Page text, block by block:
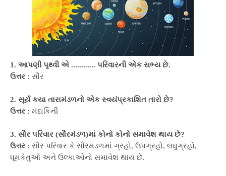
1. આપણી પૃથ્વી એ ............ પરિવારની એક સભ્ય છે.
ઉત્તર : સૌર
2. સૂર્ય કયા તારામંડળનો એક સ્વયંપ્રકાશિત તારો છે?
ઉત્તર : મંદાકિની
3. સૌર પરિવાર (સૌરમંડળ)માં કોનો કોનો સમાવેશ થાય છે?
ઉત્તર : સૌર પરિવાર કે સૌરમંડળમાં ગ્રહો, ઉપગ્રહો, લઘુગ્રહો,
ધૂમકેતુઓ અને ઉલ્કાઓનો સમાવેશ થાય છે.